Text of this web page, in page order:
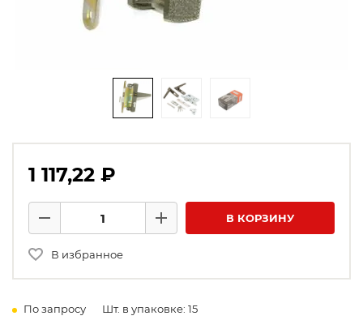
1 117,22 ₽
Минус
Плюс В КОРЗИНУ
В избранное
По запросу Шт. в упаковке: 15